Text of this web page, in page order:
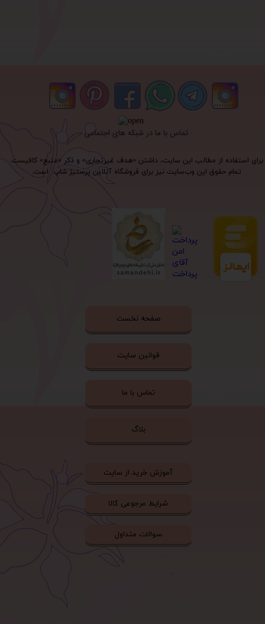
برای استفاده از مطالب این سایت، داشتن «هدف غیرتجاری» و ذکر «منبع» کافیست.
تمام حقوق اين وب‌سايت نیز برای فروشگاه آنلاین پرستیژ شاپ است.
تماس با ما در شبکه های اجتماعی
صفحه نخست
قوانین سایت
تماس با ما
بلاگ
آموزش خرید از سایت
شرایط مرجوعی کالا
سوالات متداول